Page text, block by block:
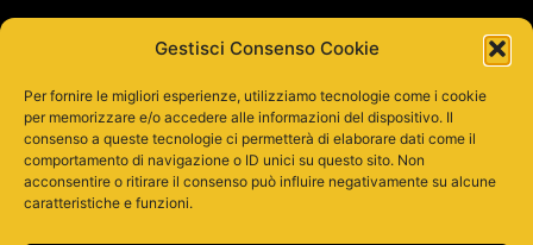
Gestisci Consenso Cookie
Per fornire le migliori esperienze, utilizziamo tecnologie come i cookie
per memorizzare e/o accedere alle informazioni del dispositivo. Il
consenso a queste tecnologie ci permetterà di elaborare dati come il
comportamento di navigazione o ID unici su questo sito. Non
acconsentire o ritirare il consenso può influire negativamente su alcune
caratteristiche e funzioni.